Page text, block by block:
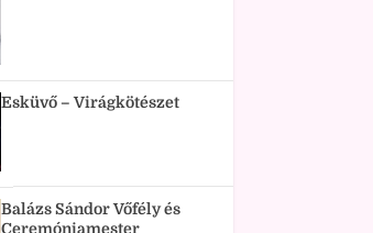
Esküvő – Virágkötészet
Balázs Sándor Vőfély és
Ceremóniamester